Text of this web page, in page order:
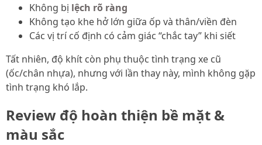
Không bị lệch rõ ràng
Không tạo khe hở lớn giữa ốp và thân/viền đèn
Các vị trí cố định có cảm giác “chắc tay” khi siết
Tất nhiên, độ khít còn phụ thuộc tình trạng xe cũ
(ốc/chân nhựa), nhưng với lần thay này, mình không gặp
tình trạng khó lắp.
Review độ hoàn thiện bề mặt &
màu sắc